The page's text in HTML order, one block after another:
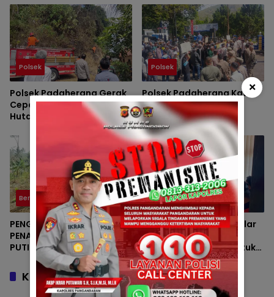
Kegiatan Berlangsung
Kondusif
Polsek
Polsek Padaherang Gerak
Cepat Tangani Kebakaran
Hutan di Desa Sukanagara
Polsek
Polsek Padaherang Kawal
Aspirasi Warga
Maruyungsari dalam
Audiensi Penanganan
Banjir di BBWS Citanduy
Berita
PENGECEKAN LAHAN
PENANAMAN BAWANG
PUTIH OLEH POLSEK
LANGKAPLANCAR DUKUNG
PROGRAM KETAHANAN
PANGAN
Polsek
Polsek Padaherang Gelar
Technical Meeting
Kapolsek Cup 2026 untuk
Semarakkan HUT
Bhayangkara ke-80 dan
HUT Kemerdekaan RI ke-81
Komentar
×